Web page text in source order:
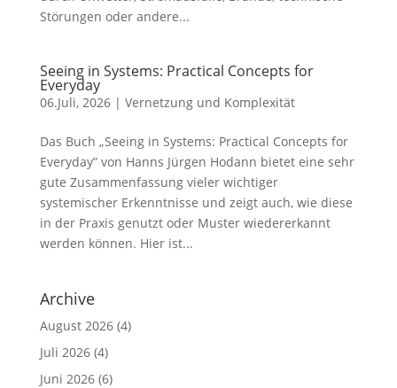
Störungen oder andere...
Seeing in Systems: Practical Concepts for
Everyday
06.Juli, 2026| Vernetzung und Komplexität
Das Buch „Seeing in Systems: Practical Concepts for
Everyday” von Hanns Jürgen Hodann bietet eine sehr
gute Zusammenfassung vieler wichtiger
systemischer Erkenntnisse und zeigt auch, wie diese
in der Praxis genutzt oder Muster wiedererkannt
werden können. Hier ist...
Archive
August 2026(4)
Juli 2026(4)
Juni 2026(6)